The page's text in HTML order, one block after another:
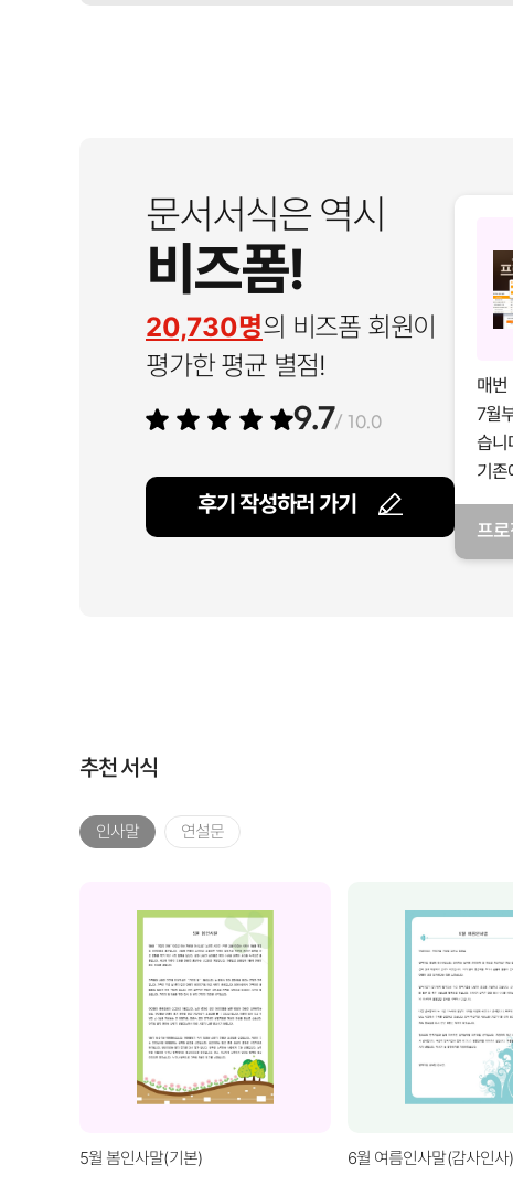
문서서식은 역시
비즈폼!
20,730명의 비즈폼 회원이
평가한 평균 별점!
9.7/ 10.0
후기 작성하러 가기
매
7월
습니
기존
프
추천 서식
인사말 연설문
5월 봄인사말(기본) 6월 여름인사말(감사인사)